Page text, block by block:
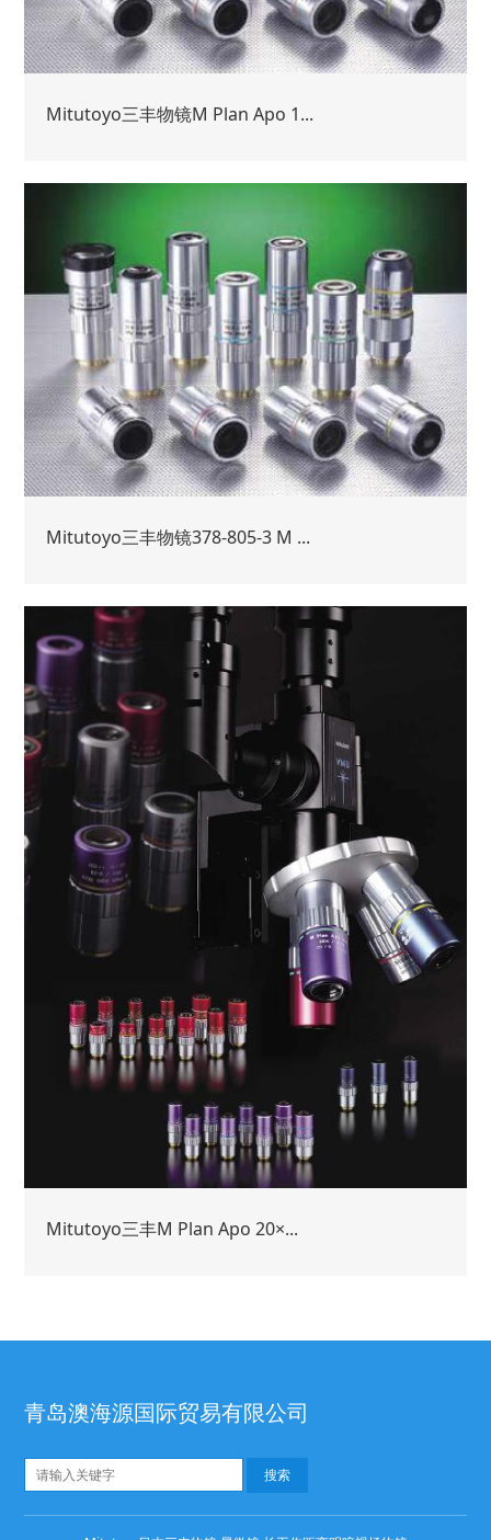
Mitutoyo三丰物镜M Plan Apo 1...
Mitutoyo三丰物镜378-805-3 M ...
Mitutoyo三丰M Plan Apo 20×...
青岛澳海源国际贸易有限公司